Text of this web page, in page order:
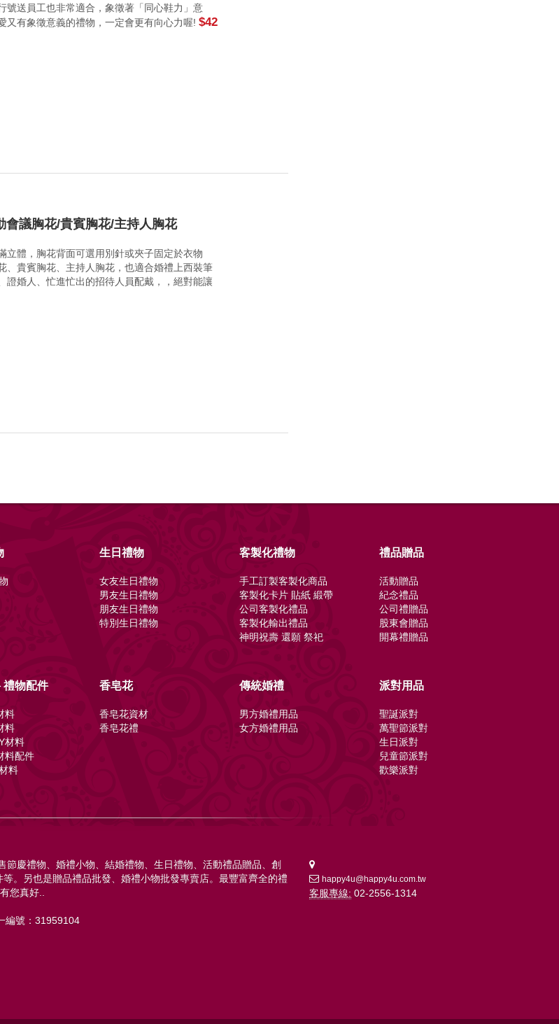
號送員工也非常適合，象徵著「同心鞋力」意
又有象徵意義的禮物，一定會更有向心力喔! $42
會議胸花/貴賓胸花/主持人胸花
立體，胸花背面可選用別針或夾子固定於衣物
、貴賓胸花、主持人胸花，也適合婚禮上西裝筆
證婚人、忙進忙出的招待人員配戴，，絕對能讓
生日禮物
女友生日禮物
男友生日禮物
朋友生日禮物
特別生日禮物
客製化禮物
手工訂製客製化商品
客製化卡片 貼紙 緞帶
公司客製化禮品
客製化輸出禮品
神明祝壽 還願 祭祀
禮品贈品
活動贈品
紀念禮品
公司禮贈品
股東會贈品
開幕禮贈品
禮物配件
料
料
材料
料配件
料
香皂花
香皂花資材
香皂花禮
傳統婚禮
男方婚禮用品
女方婚禮用品
派對用品
聖誕派對
萬聖節派對
生日派對
兒童節派對
歡樂派對
節慶禮物、婚禮小物、結婚禮物、生日禮物、活動禮品贈品、創
。另也是贈品禮品批發、婚禮小物批發專賣店。最豐富齊全的禮
您真好..
編號：31959104
happy4u@happy4u.com.tw
客服專線: 02-2556-1314